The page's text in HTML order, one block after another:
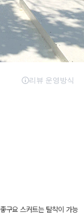
구요 스커트는 탈착이 가능